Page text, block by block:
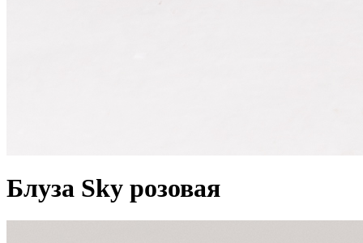
Блуза Sky розовая